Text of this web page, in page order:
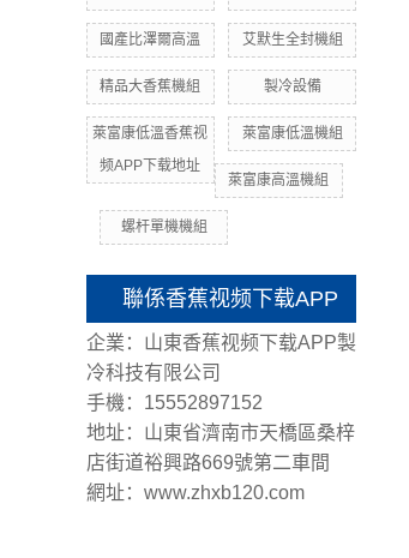
國產比澤爾高溫 艾默生全封機組
精品大香蕉機組 製冷設備
萊富康低溫香蕉视
频APP下载地址
萊富康低溫機組
萊富康高溫機組
螺杆單機機組
聯係香蕉视频下载APP
企業：山東香蕉视频下载APP製
冷科技有限公司
手機：15552897152
地址：山東省濟南市天橋區桑梓
店街道裕興路669號第二車間
網址：www.zhxb120.com